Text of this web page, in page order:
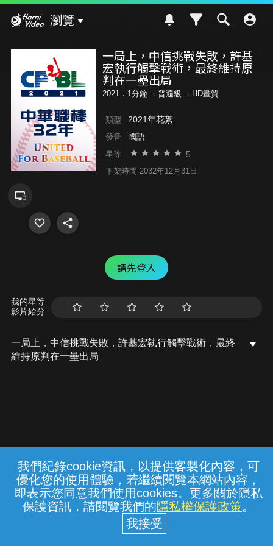
我們紀錄cookie資訊，以提供客製化內容，可
優化您的使用體驗，若繼續閱覽本網站內容，
即表示您同意我們使用cookies。更多關於隱私
保護資訊，請閱覽我們的隱私權保護政策。
瀏覽
一局上，中信挑戰失敗，許基
宏執行觸擊戰術，最終維持原
判在一壘出局
2021．1分鐘 ． 普遍級 ．HD畫質
類型 2021年花絮
發音 國語
星等 5
下架時間 2032年12月31日
請先登入
我的星等
影片給分
一局上，中信挑戰失敗，許基宏執行觸擊戰術，最終
維持原判在一壘出局
常見問題 線上客服 服務條款 隱私權保護
中華電信股份有限公司個人家庭分公司
(統一編號：96979949) © 2026
{{notifyMsg}}